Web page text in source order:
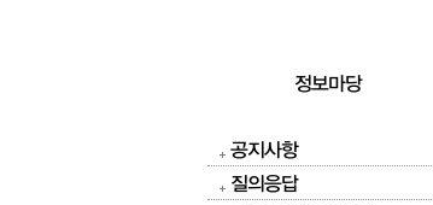
정보마당
공지사항
질의응답